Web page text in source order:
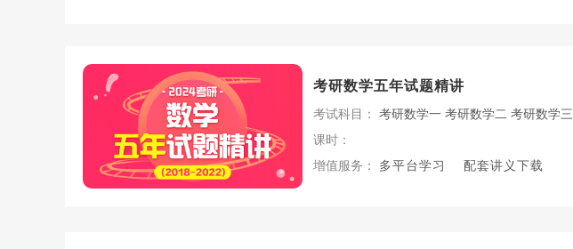
考研数学五年试题精讲
考试科目： 考研数学一 考研数学二 考研数学三
课时：
增值服务：
多平台学习 配套讲义下载